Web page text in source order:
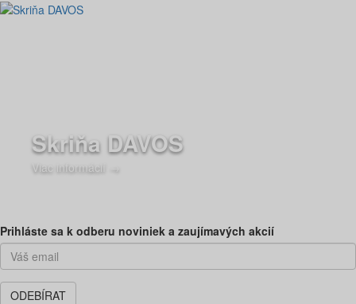
Skriňa DAVOS
Viac informácií →
Prihláste sa k odberu noviniek a zaujímavých akcií
ODEBÍRAT